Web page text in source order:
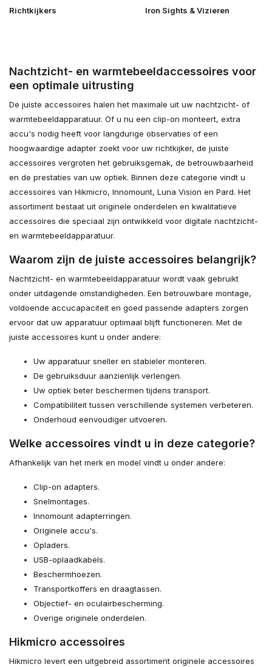
Richtkijkers Iron Sights & Vizieren
Nachtzicht- en warmtebeeldaccessoires voor
een optimale uitrusting
De juiste accessoires halen het maximale uit uw nachtzicht- of
warmtebeeldapparatuur. Of u nu een clip-on monteert, extra
accu's nodig heeft voor langdurige observaties of een
hoogwaardige adapter zoekt voor uw richtkijker, de juiste
accessoires vergroten het gebruiksgemak, de betrouwbaarheid
en de prestaties van uw optiek. Binnen deze categorie vindt u
accessoires van Hikmicro, Innomount, Luna Vision en Pard. Het
assortiment bestaat uit originele onderdelen en kwalitatieve
accessoires die speciaal zijn ontwikkeld voor digitale nachtzicht-
en warmtebeeldapparatuur.
Waarom zijn de juiste accessoires belangrijk?
Nachtzicht- en warmtebeeldapparatuur wordt vaak gebruikt
onder uitdagende omstandigheden. Een betrouwbare montage,
voldoende accucapaciteit en goed passende adapters zorgen
ervoor dat uw apparatuur optimaal blijft functioneren. Met de
juiste accessoires kunt u onder andere:
Uw apparatuur sneller en stabieler monteren.
De gebruiksduur aanzienlijk verlengen.
Uw optiek beter beschermen tijdens transport.
Compatibiliteit tussen verschillende systemen verbeteren.
Onderhoud eenvoudiger uitvoeren.
Welke accessoires vindt u in deze categorie?
Afhankelijk van het merk en model vindt u onder andere:
Clip-on adapters.
Snelmontages.
Innomount adapterringen.
Originele accu's.
Opladers.
USB-oplaadkabels.
Beschermhoezen.
Transportkoffers en draagtassen.
Objectief- en oculairbescherming.
Overige originele onderdelen.
Hikmicro accessoires
Hikmicro levert een uitgebreid assortiment originele accessoires